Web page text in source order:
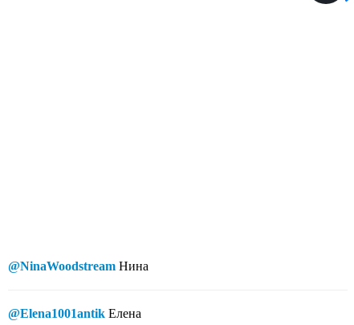
@NinaWoodstream Нина
@Elena1001antik Елена